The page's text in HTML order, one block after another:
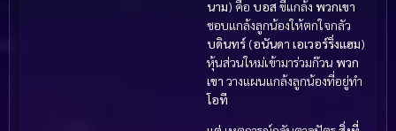
นาม) คือ บอสขี้แกล้ง พวกเขา
ชอบแกล้งลูกน้องให้ตกใจกลัว
บดินทร์(อนันดา เอเวอร์ริ่งแฮม)
หุ้นส่วนใหม่เข้ามาร่วมก๊วน พวก
เขา วางแผนแกล้งลูกน้องที่อยู่ทำ
โอที